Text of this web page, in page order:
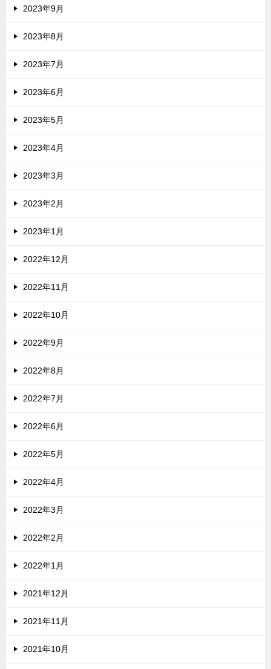
2023年9月
2023年8月
2023年7月
2023年6月
2023年5月
2023年4月
2023年3月
2023年2月
2023年1月
2022年12月
2022年11月
2022年10月
2022年9月
2022年8月
2022年7月
2022年6月
2022年5月
2022年4月
2022年3月
2022年2月
2022年1月
2021年12月
2021年11月
2021年10月